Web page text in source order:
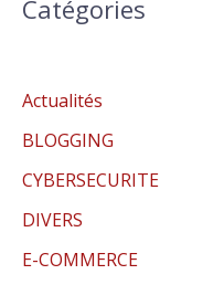
Catégories
Actualités
BLOGGING
CYBERSECURITE
DIVERS
E-COMMERCE